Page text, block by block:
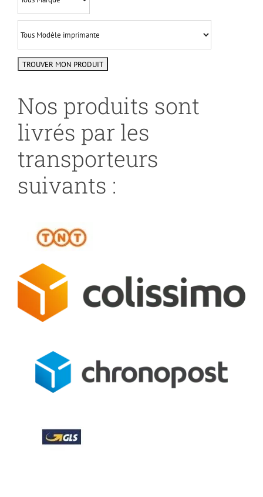
Nos produits sont
livrés par les
transporteurs
suivants :